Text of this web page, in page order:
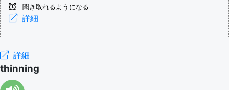
聞き取れるようになる
詳細
詳細
thinning